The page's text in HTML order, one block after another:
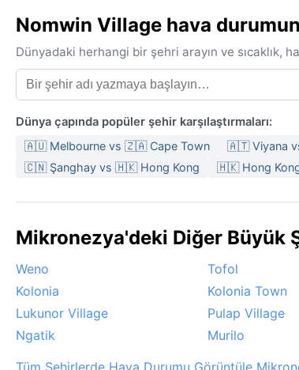
Nomwin Village hava
Dünyadaki herhangi bir şehri arayın ve sıcaklık,
Dünya çapında popüler şehir karşılaştırmaları:
🇦🇺 Melbourne vs 🇿🇦 Cape Town 🇦🇹 Viyana
🇨🇳 Şanghay vs 🇭🇰 Hong Kong
🇭🇰 Hong
Mikronezya'deki Diğer
Weno Tofol
Kolonia
Kolonia Town
Lukunor Village
Pulap Village
Ngatik
Murilo